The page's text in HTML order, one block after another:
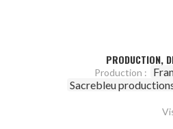
PRODUCTION,
Production :
Sacrebleu